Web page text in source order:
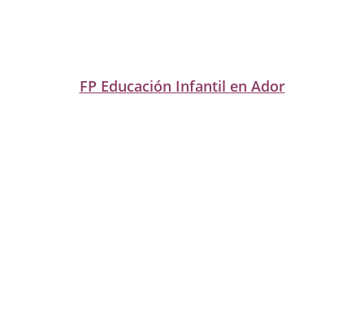
FP Educación Infantil en Ador